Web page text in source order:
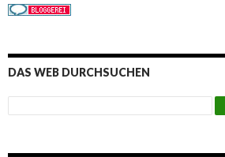
DAS WEB DURCHSUCHEN